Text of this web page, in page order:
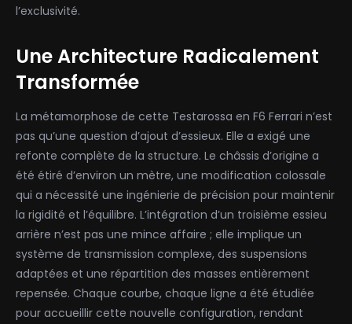
l’exclusivité.
Une Architecture Radicalement
Transformée
La métamorphose de cette Testarossa en F6 Ferrari n’est
pas qu’une question d’ajout d’essieux. Elle a exigé une
refonte complète de la structure. Le châssis d’origine a
été étiré d’environ un mètre, une modification colossale
qui a nécessité une ingénierie de précision pour maintenir
la rigidité et l’équilibre. L’intégration d’un troisième essieu
arrière n’est pas une mince affaire ; elle implique un
système de transmission complexe, des suspensions
adaptées et une répartition des masses entièrement
repensée. Chaque courbe, chaque ligne a été étudiée
pour accueillir cette nouvelle configuration, rendant